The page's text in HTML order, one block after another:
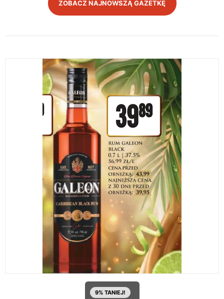
ZOBACZ NAJNOWSZĄ GAZETKĘ
9% TANIEJ!